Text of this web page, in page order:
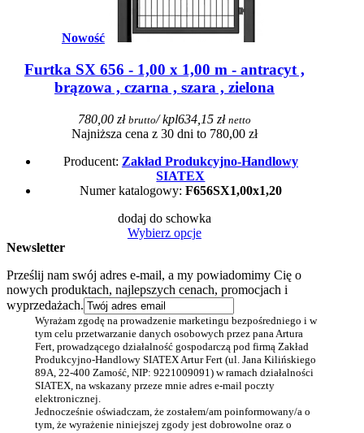
Nowość
Furtka SX 656 - 1,00 x 1,00 m - antracyt ,
brązowa , czarna , szara , zielona
780,00 zł brutto/ kpl634,15 zł netto
Najniższa cena z 30 dni to 780,00 zł
Producent: Zakład Produkcyjno-Handlowy
SIATEX
Numer katalogowy: F656SX1,00x1,20
dodaj do schowka
Wybierz opcje
Newsletter
Prześlij nam swój adres e-mail, a my powiadomimy Cię o
nowych produktach, najlepszych cenach, promocjach i
wyprzedażach.
Wyrażam zgodę na prowadzenie marketingu bezpośredniego i w
tym celu przetwarzanie danych osobowych przez pana Artura
Fert, prowadzącego działalność gospodarczą pod firmą Zakład
Produkcyjno-Handlowy SIATEX Artur Fert (ul. Jana Kilińskiego
89A, 22-400 Zamość, NIP: 9221009091) w ramach działalności
SIATEX, na wskazany przeze mnie adres e-mail poczty
elektronicznej.
Jednocześnie oświadczam, że zostałem/am poinformowany/a o
tym, że wyrażenie niniejszej zgody jest dobrowolne oraz o